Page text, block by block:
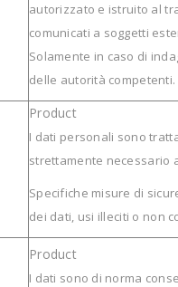
autorizzato e istruito al
comunicati a soggetti
Solamente in caso di
delle autorità competenti.
I dati personali sono
strettamente necessario
Specifiche misure di
dei dati, usi illeciti o non
I dati sono di norma